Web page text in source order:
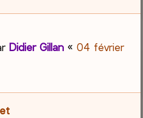
Didier Gillan «04 février